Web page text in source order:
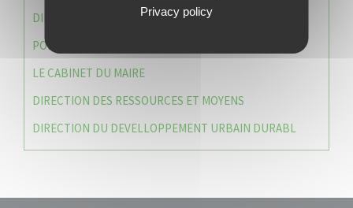
DIRECTION DES SERVICES TECHNIQUES
POLICE MUNICIPALE
LE CABINET DU MAIRE
DIRECTION DES RESSOURCES ET MOYENS
DIRECTION DU DEVELLOPPEMENT URBAIN DURABL
Privacy policy